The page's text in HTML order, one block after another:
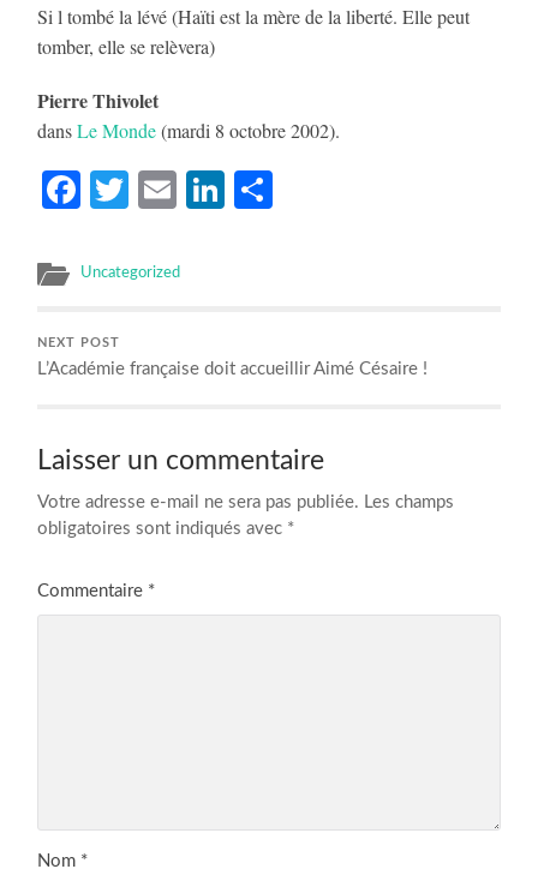
Si l tombé la lévé (Haïti est la mère de la liberté. Elle peut
tomber, elle se relèvera)
Pierre Thivolet
dansLe Monde(mardi 8 octobre 2002).
Facebook
Twitter
EmailLinkedIn
Uncategorized
NEXT POST
L’Académie française doit accueillir Aimé Césaire !
Laisser un commentaire
Votre adresse e-mail ne sera pas publiée. Les champs
obligatoires sont indiqués avec *
Commentaire *
Nom *